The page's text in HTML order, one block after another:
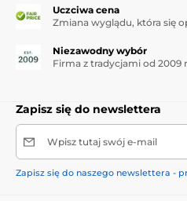
Uczciwa cena
Zmiana wyglądu, która się
Niezawodny wybór
Firma z tradycjami od 2009
Zapisz się do newslettera
Wpisz tutaj swój e-mail
Zapisz się do naszego newslettera -